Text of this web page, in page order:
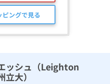
ングで見る
ッシュ（Leighton
大）